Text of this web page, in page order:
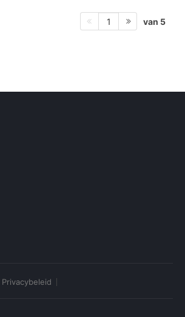
1 van 5
Privacybeleid